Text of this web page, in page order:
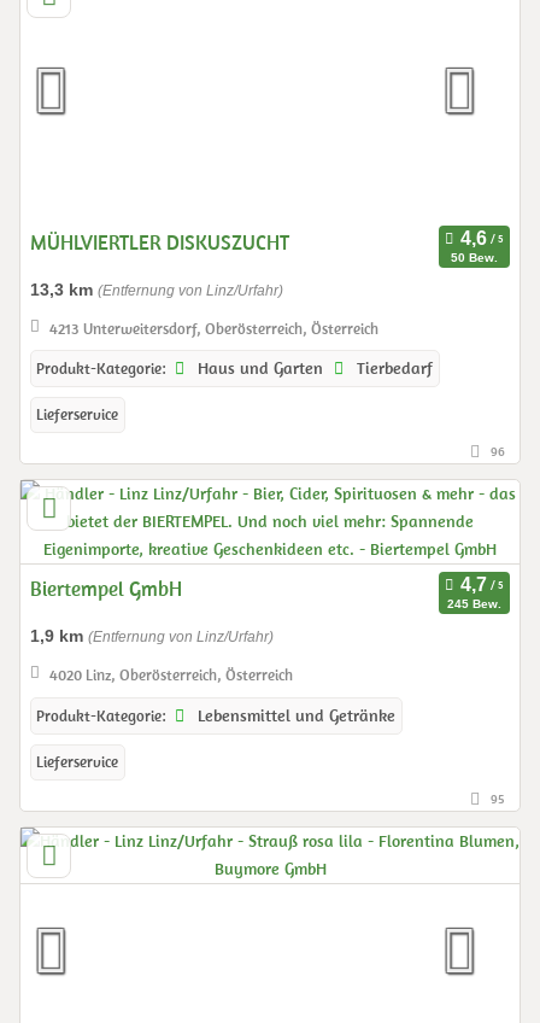
MÜHLVIERTLER DISKUSZUCHT
50 Bew.
13,3 km (Entfernung von Linz/Urfahr)
4213 Unterweitersdorf, Oberösterreich, Österreich
Produkt-Kategorie:
Haus und Garten Tierbedarf
Lieferservice
96
Biertempel GmbH
245 Bew.
1,9 km (Entfernung von Linz/Urfahr)
4020 Linz, Oberösterreich, Österreich
Produkt-Kategorie:
Lebensmittel und Getränke
Lieferservice
95